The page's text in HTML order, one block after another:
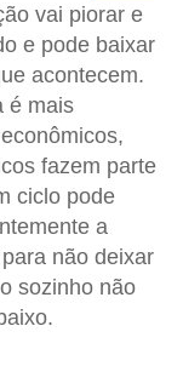
vai piorar e
e pode baixar
acontecem.
é mais
fazem parte
ciclo pode
a
não deixar
sozinho não